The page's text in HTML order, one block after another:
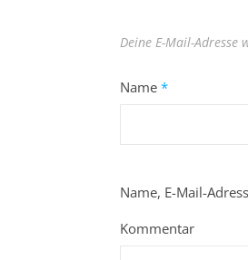
Deine E-Mail-
Name *
Name, E-Mail-
Kommentar